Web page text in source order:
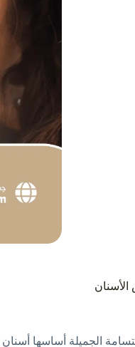
الجميلة أساسها